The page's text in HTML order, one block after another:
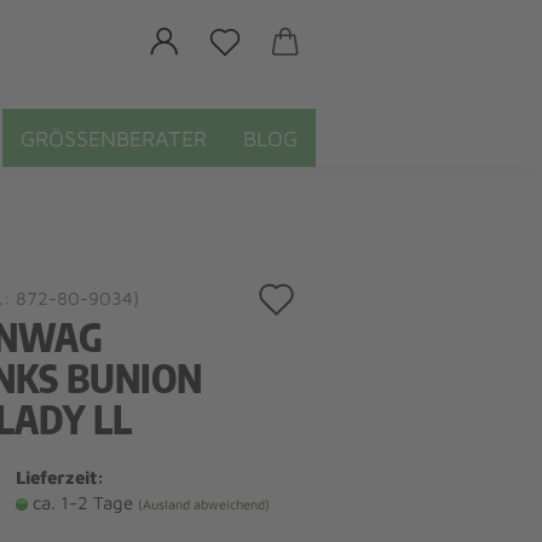
GRÖSSENBERATER BLOG
872-80-9034)
BUNION
LL
Lieferzeit:
ca. 1-2 Tage (Ausland abweichend)